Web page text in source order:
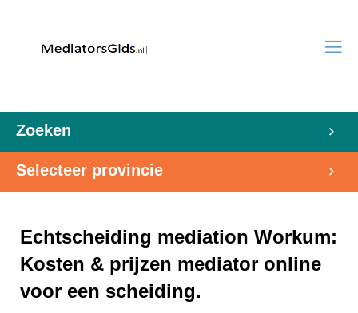
Zoeken
Selecteer provincie
Echtscheiding mediation Workum:
Kosten & prijzen mediator online
voor een scheiding.